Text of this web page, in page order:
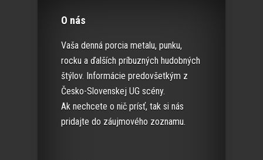
O nás
Vaša denná porcia metalu, punku,
rocku a ďalších príbuzných hudobných
štýlov. Informácie predovšetkým z
Česko-Slovenskej UG scény.
Ak nechcete o nič prísť, tak si nás
pridajte do záujmového zoznamu.